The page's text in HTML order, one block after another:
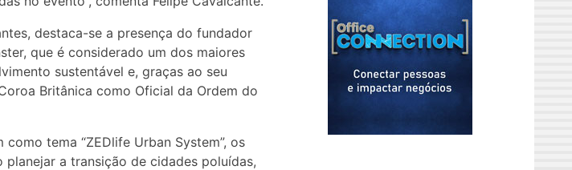
destaca-se a presença do fundador
que é considerado um dos maiores
sustentável e, graças ao seu
Britânica como Oficial da Ordem do
tema “ZEDlife Urban System”, os
a transição de cidades poluídas,